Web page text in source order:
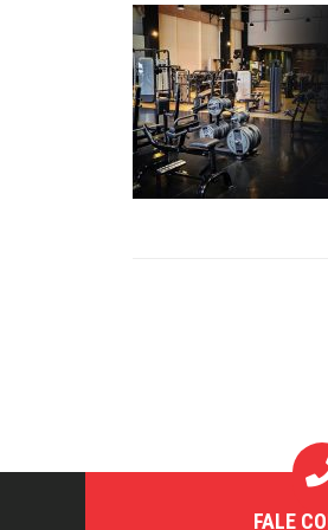
FALE